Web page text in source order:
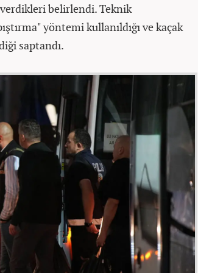
verdikleri belirlendi. Teknik
yöntemi kullanıldığı ve kaçak
saptandı.